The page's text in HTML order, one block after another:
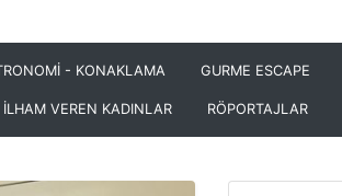
- KONAKLAMA GURME ESCAPE
İLHAM VEREN KADINLAR RÖPORTAJLAR